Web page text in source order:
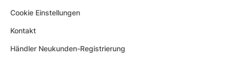
Cookie Einstellungen
Kontakt
Händler Neukunden-Registrierung